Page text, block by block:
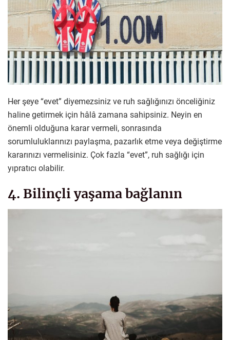
Her şeye “evet” diyemezsiniz ve ruh sağlığınızı önceliğiniz
haline getirmek için hâlâ zamana sahipsiniz. Neyin en
önemli olduğuna karar vermeli, sonrasında
sorumluluklarınızı paylaşma, pazarlık etme veya değiştirme
kararınızı vermelisiniz. Çok fazla “evet”, ruh sağlığı için
yıpratıcı olabilir.
4. Bilinçli yaşama bağlanın